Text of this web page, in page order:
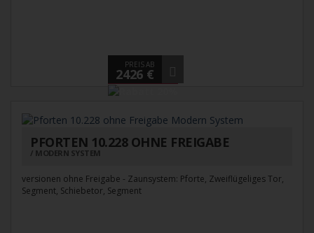
PREIS AB
2426 €
PFORTEN 10.228 OHNE FREIGABE
MODERN SYSTEM
versionen ohne Freigabe - Zaunsystem: Pforte, Zweiflügeliges Tor,
Segment, Schiebetor, Segment